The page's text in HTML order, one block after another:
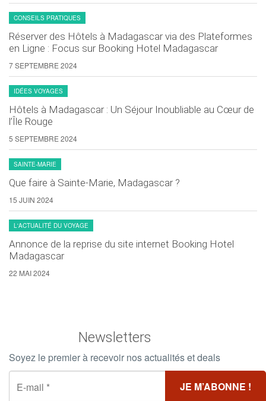
CONSEILS PRATIQUES
Réserver des Hôtels à Madagascar via des Plateformes
en Ligne : Focus sur Booking Hotel Madagascar
7 SEPTEMBRE 2024
IDÉES VOYAGES
Hôtels à Madagascar : Un Séjour Inoubliable au Cœur de
l’Île Rouge
5 SEPTEMBRE 2024
SAINTE-MARIE
Que faire à Sainte-Marie, Madagascar ?
15 JUIN 2024
L'ACTUALITÉ DU VOYAGE
Annonce de la reprise du site internet Booking Hotel
Madagascar
22 MAI 2024
Newsletters
Soyez le premier à recevoir nos actualités et deals